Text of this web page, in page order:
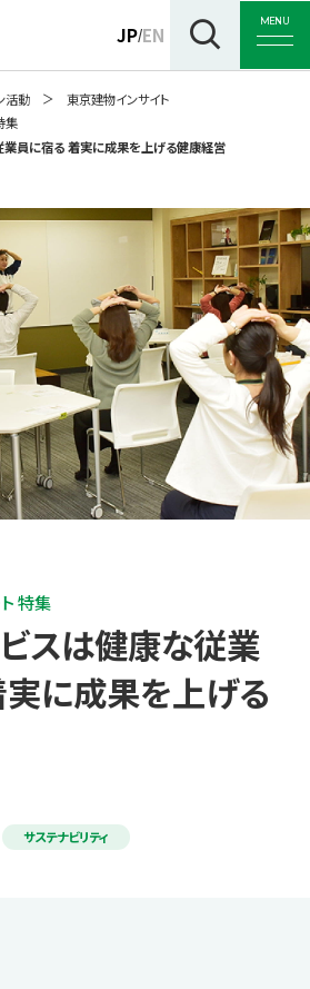
ィ
ン活動
JP/EN
MENU
活動
東京建物インサイト
集
員に宿る 着実に成果を上げる健康経営
特集
スは健康な従業
に成果を上げる
サステナビリティ